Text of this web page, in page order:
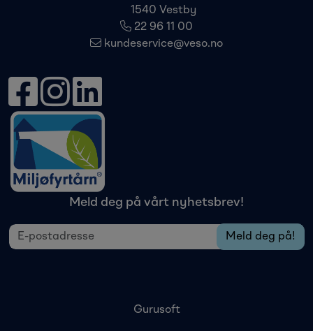
Meld deg på vårt nyhetsbrev!
1540 Vestby
22 96 11 00
kundeservice@veso.no
Gurusoft